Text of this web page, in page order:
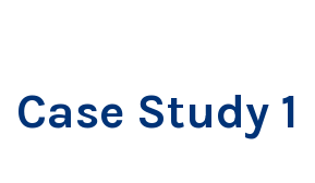
Case Study 1